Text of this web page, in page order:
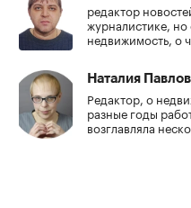
редактор
журналистике, но
недвижимость, о
Наталия
Редактор, о
разные годы
возглавляла